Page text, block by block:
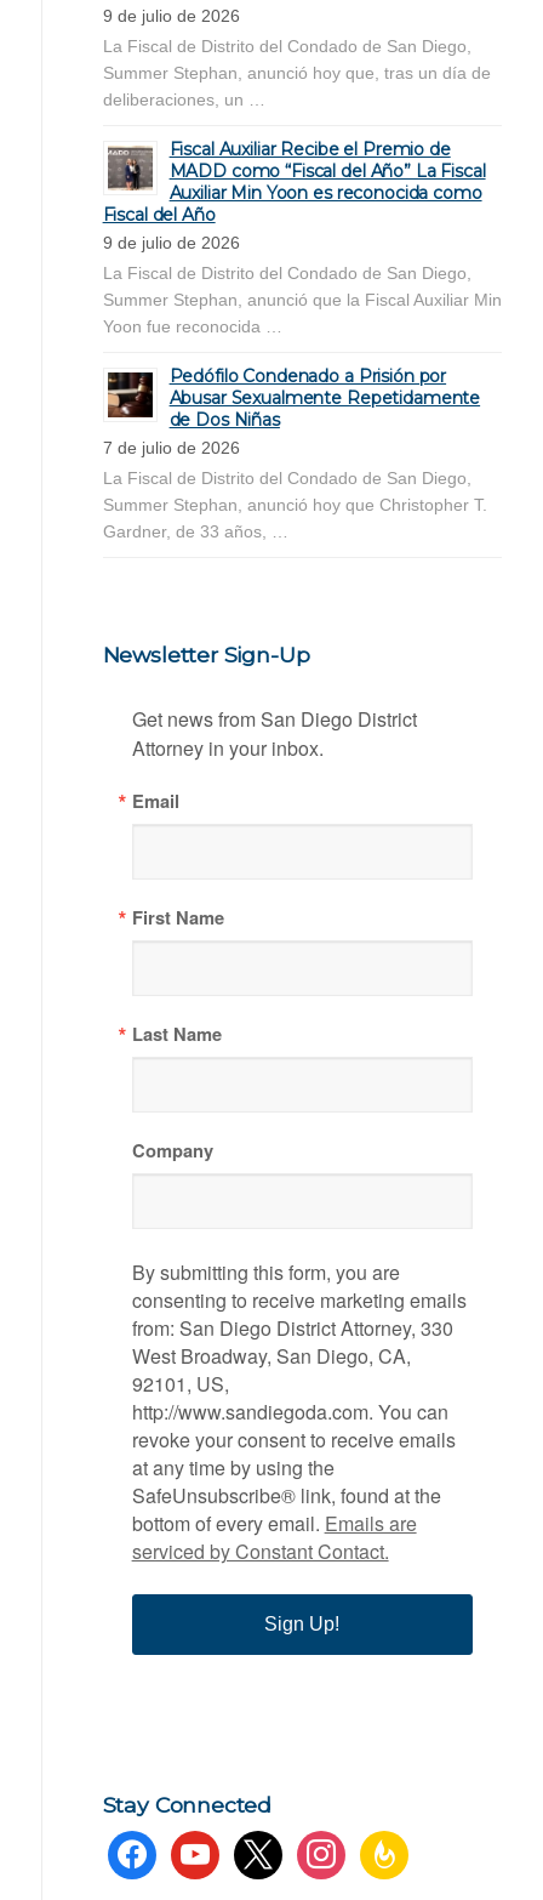
9 de julio de 2026
La Fiscal de Distrito del Condado de San Diego,
Summer Stephan, anunció hoy que, tras un día de
deliberaciones, un …
Fiscal Auxiliar Recibe el Premio de
MADD como “Fiscal del Año” La Fiscal
Auxiliar Min Yoon es reconocida como
Fiscal del Año
9 de julio de 2026
La Fiscal de Distrito del Condado de San Diego,
Summer Stephan, anunció que la Fiscal Auxiliar Min
Yoon fue reconocida …
Pedófilo Condenado a Prisión por
Abusar Sexualmente Repetidamente
de Dos Niñas
7 de julio de 2026
La Fiscal de Distrito del Condado de San Diego,
Summer Stephan, anunció hoy que Christopher T.
Gardner, de 33 años, …
Newsletter Sign-Up
Get news from San Diego District
Attorney in your inbox.
Email
First Name
Last Name
Company
By submitting this form, you are
consenting to receive marketing emails
from: San Diego District Attorney, 330
West Broadway, San Diego, CA,
92101, US,
http://www.sandiegoda.com. You can
revoke your consent to receive emails
at any time by using the
SafeUnsubscribe® link, found at the
bottom of every email. Emails are
serviced by Constant Contact.
Sign Up!
Stay Connected
facebookyoutube x instagramfeedburner